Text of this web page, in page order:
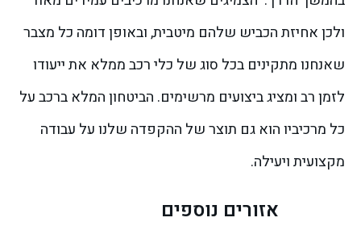
ולכן אחיזת הכביש שלהם מיטבית, ובאופן דומה כל מצבר
שאנחנו מתקינים בכל סוג של כלי רכב ממלא את ייעודו
לזמן רב ומציג ביצועים מרשימים. הביטחון המלא ברכב על
כל מרכיביו הוא גם תוצר של ההקפדה שלנו על עבודה
מקצועית ויעילה.
אזורים נוספים